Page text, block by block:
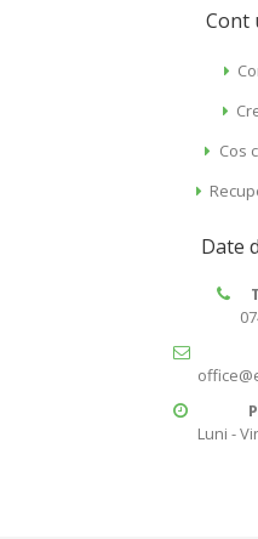
Cont
Cos
Date
Luni -